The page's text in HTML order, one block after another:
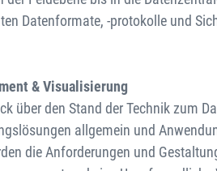
Datenformate, -protokolle und
& Visualisierung
über den Stand der Technik zum
allgemein und
die Anforderungen und